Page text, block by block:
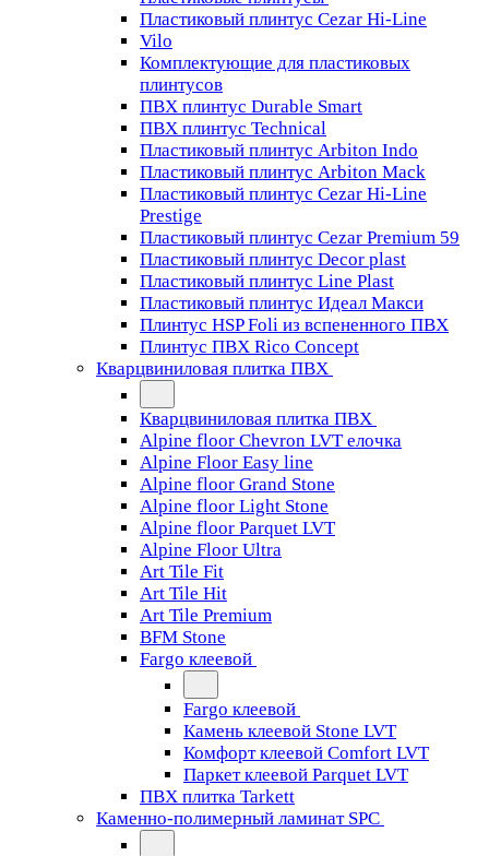
Пластиковый плинтус Cezar Hi-Line
Vilo
Комплектующие для пластиковых
плинтусов
ПВХ плинтус Durable Smart
ПВХ плинтус Technical
Пластиковый плинтус Arbiton Indo
Пластиковый плинтус Arbiton Mack
Пластиковый плинтус Cezar Hi-Line
Prestige
Пластиковый плинтус Cezar Premium 59
Пластиковый плинтус Decor plast
Пластиковый плинтус Line Plast
Пластиковый плинтус Идеал Макси
Плинтус HSP Foli из вспененного ПВХ
Плинтус ПВХ Rico Concept
Кварцвиниловая плитка ПВХ
Кварцвиниловая плитка ПВХ
Alpine floor Chevron LVT елочка
Alpine Floor Easy line
Alpine floor Grand Stone
Alpine floor Light Stone
Alpine floor Parquet LVT
Alpine Floor Ultra
Art Tile Fit
Art Tile Hit
Art Tile Premium
BFM Stone
Fargo клеевой
Fargo клеевой
Камень клеевой Stone LVT
Комфорт клеевой Comfort LVT
Паркет клеевой Parquet LVT
ПВХ плитка Tarkett
Каменно-полимерный ламинат SPC